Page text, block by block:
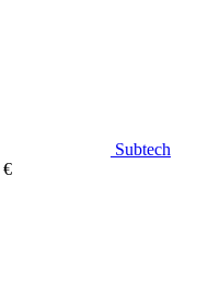
Subtech
€